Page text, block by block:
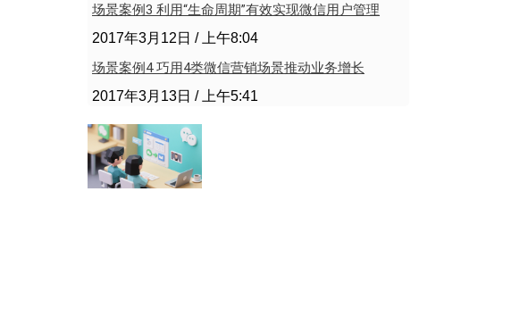
场景案例3 利用“生命周期”有效实现微信用户管理
2017年3月12日 上午8:04
场景案例4 巧用4类微信营销场景推动业务增长
2017年3月13日 上午5:41